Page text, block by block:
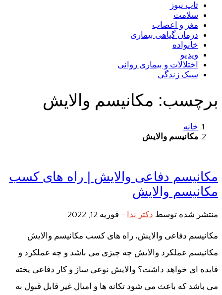
تاپ نیوز
سلامت
مغز و اعصاب
درمان گیاهی بیماری
خانواده
ویدیو
اختلالات و بیماری روانی
سبک زندگی
برچسب: مکانیسم والایش
خانه
مکانیسم والایش
مکانیسم دفاعی والایش | راه های کسب
مکانیسم والایش
منتشر شده توسط دکتر ندا - فوریه 12, 2022
مکانیسم دفاعی والایش، راه های کسب مکانیسم والایش
مکانیسم عملکرد والایش چه چیزی می باشد و چه عملکرد و
فایده ای خواهد داشت؟ والایش نوعی ساز و کار دفاعی پخته
می باشد که باعث می شود تکانه ها و امیال غیر قابل قبول به